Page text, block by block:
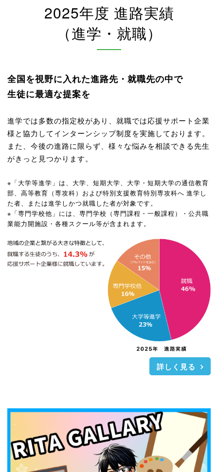
2025年度 進路実績
（進学・就職）
全国を視野に入れた進路先・就職先の中で
生徒に最適な提案を
進学では多数の指定校があり、就職では応援サポート企業
様と協力してインターンシップ制度を実施しております。
また、今後の進路に限らず、様々な悩みを相談できる先生
がきっと見つかります。
※「大学等進学」は、大学、短期大学、大学・短期大学の通信教育
部、高等教育（専攻科）および特別支援教育特別専攻科へ 進学し
た者、または進学しかつ就職した者が対象です。
※「専門学校他」には、専門学校（専門課程・一般課程）・公共職
業能力開施設・各種スクール等が含まれます。
詳しく見る